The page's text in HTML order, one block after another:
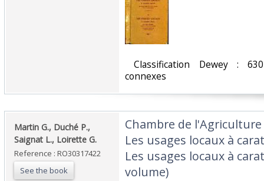
Classification Dewey :
connexes‎
‎Martin G., Duché P.,
Saignat L., Loirette G.‎
Reference : RO30317422
See the book
‎Chambre de
Les usages locaux à
Les usages locaux à
volume)‎